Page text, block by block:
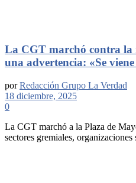
La CGT marchó contra
una advertencia: «Se
por Redacción Grupo La Verdad
18 diciembre, 2025
0
La CGT marchó a la Plaza de
sectores gremiales,